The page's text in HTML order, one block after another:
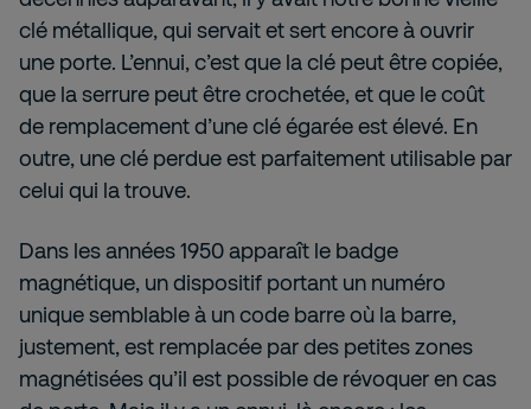
clé métallique, qui servait et sert encore à ouvrir
une porte. L’ennui, c’est que la clé peut être copiée,
que la serrure peut être crochetée, et que le coût
de remplacement d’une clé égarée est élevé. En
outre, une clé perdue est parfaitement utilisable par
celui qui la trouve.
Dans les années 1950 apparaît le badge
magnétique, un dispositif portant un numéro
unique semblable à un code barre où la barre,
justement, est remplacée par des petites zones
magnétisées qu’il est possible de révoquer en cas